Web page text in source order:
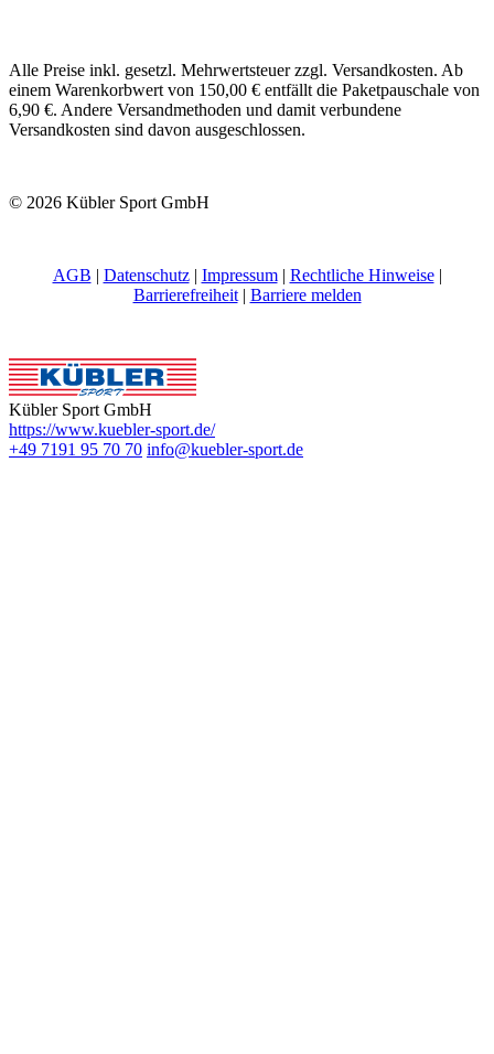
Alle Preise inkl. gesetzl. Mehrwertsteuer zzgl. Versandkosten. Ab
einem Warenkorbwert von 150,00 € entfällt die Paketpauschale von
6,90 €. Andere Versandmethoden und damit verbundene
Versandkosten sind davon ausgeschlossen.
© 2026 Kübler Sport GmbH
AGB | Datenschutz| Impressum| Rechtliche Hinweise|
Barrierefreiheit| Barriere melden
Kübler Sport GmbH
https://www.kuebler-sport.de/
+49 7191 95 70 70 info@kuebler-sport.de